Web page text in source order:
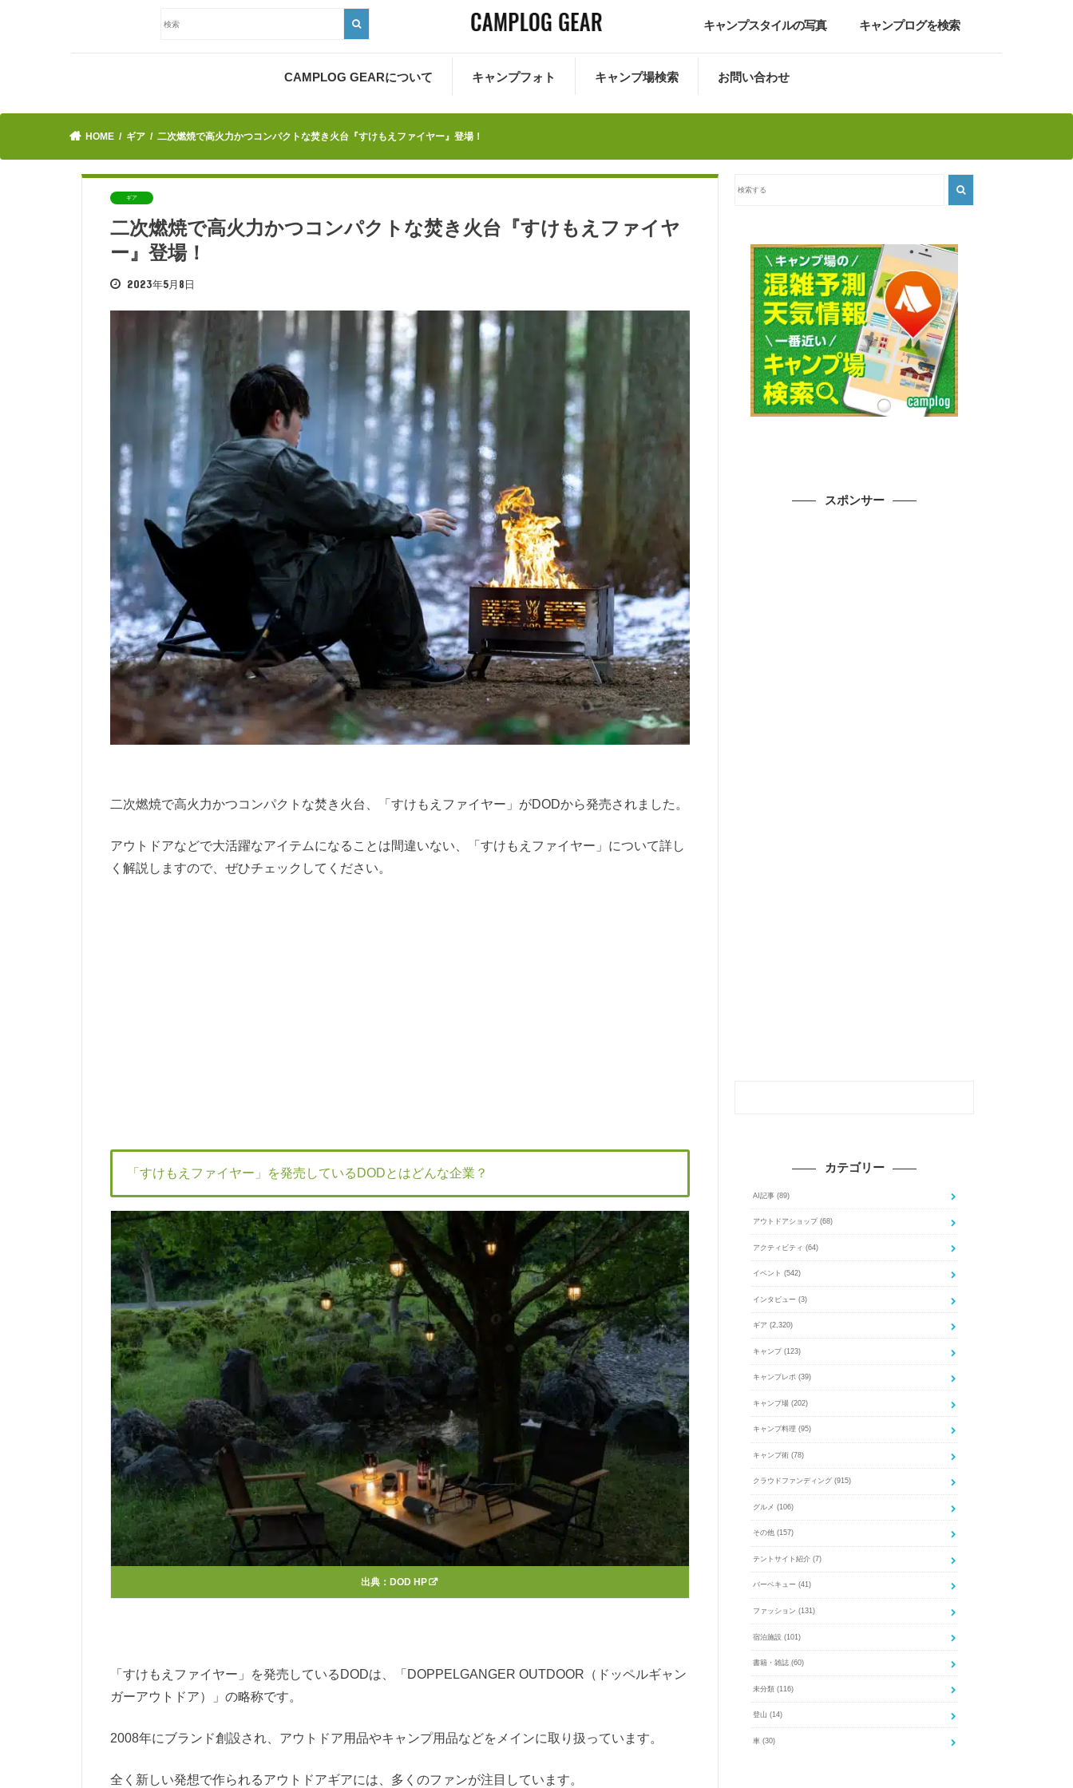
キャンプスタイルの写真 キャンプログを検索
CAMPLOG GEARについて キャンプフォト キャンプ場検索 お問い合わせ
HOME ギア 二次燃焼で高火力かつコンパクトな焚き火台『すけもえファイヤー』登場！
ギア
二次燃焼で高火力かつコンパクトな焚き火台『すけもえファイヤ
ー』登場！
2023年5月8日
二次燃焼で高火力かつコンパクトな焚き火台、「すけもえファイヤー」がDODから発売されました。
アウトドアなどで大活躍なアイテムになることは間違いない、「すけもえファイヤー」について詳し
く解説しますので、ぜひチェックしてください。
「すけもえファイヤー」を発売しているDODとはどんな企業？
出典： DOD HP
「すけもえファイヤー」を発売しているDODは、「DOPPELGANGER OUTDOOR（ドッペルギャン
ガーアウトドア）」の略称です。
2008年にブランド創設され、アウトドア用品やキャンプ用品などをメインに取り扱っています。
全く新しい発想で作られるアウトドアギアには、多くのファンが注目しています。
スポンサー
カテゴリー
AI記事 (89)
アウトドアショップ (68)
アクティビティ (64)
イベント (542)
インタビュー (3)
ギア (2,320)
キャンプ (123)
キャンプレポ (39)
キャンプ場 (202)
キャンプ料理 (95)
キャンプ術 (78)
クラウドファンディング (915)
グルメ (106)
その他 (157)
テントサイト紹介 (7)
バーベキュー (41)
ファッション (131)
宿泊施設 (101)
書籍・雑誌 (60)
未分類 (116)
登山 (14)
車 (30)